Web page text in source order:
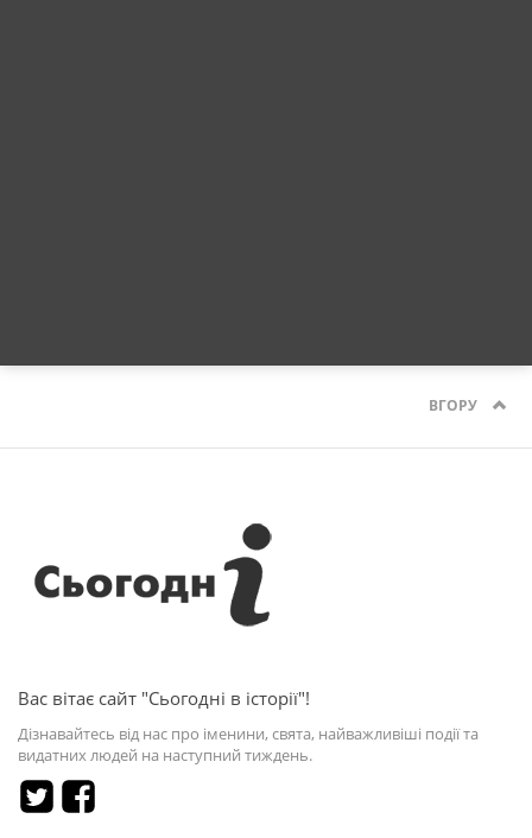
ВГОРУ
Вас вітає сайт "Сьогодні в історії"!
Дізнавайтесь від нас про іменини, свята, найважливіші події та
видатних людей на наступний тиждень.